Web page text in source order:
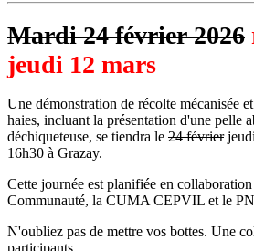
Mardi 24 février 2026
jeudi 12 mars
Une démonstration de récolte mécanisée
haies, incluant la présentation d'une pelle
déchiqueteuse, se tiendra le 24 février
16h30 à Grazay.
Cette journée est planifiée en
Communauté, la CUMA CEPVIL et le
N'oubliez pas de mettre vos bottes. Une